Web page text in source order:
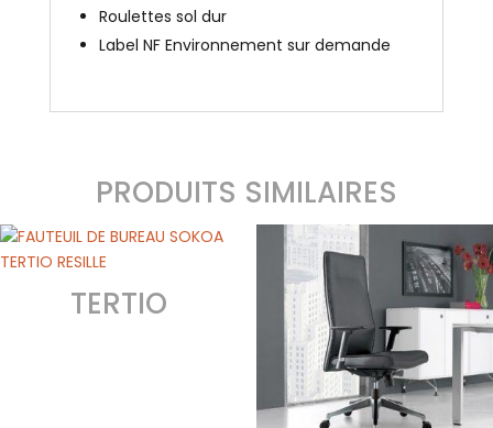
Roulettes sol dur
Label NF Environnement sur demande
PRODUITS SIMILAIRES
TERTIO